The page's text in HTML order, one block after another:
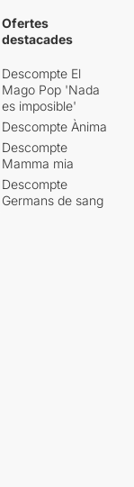
Ofertes
destacades
Descompte El
Mago Pop 'Nada
es imposible'
Descompte Ànima
Descompte
Mamma mia
Descompte
Germans de sang